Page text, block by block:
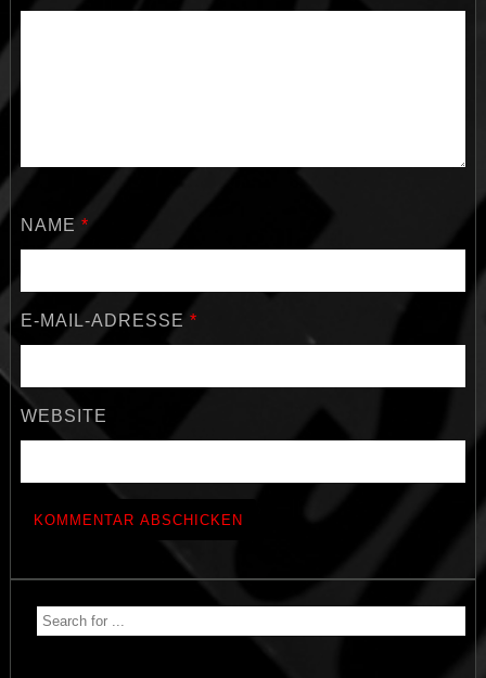
NAME *
E-MAIL-ADRESSE *
WEBSITE